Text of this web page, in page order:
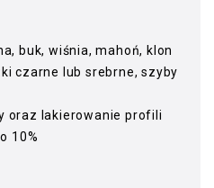
buk, wiśnia, mahoń, klon
czarne lub srebrne, szyby
oraz lakierowanie profili
10%